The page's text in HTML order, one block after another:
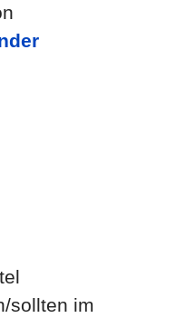
sollten im